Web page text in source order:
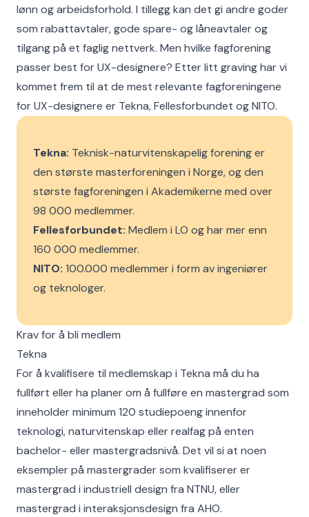
lønn og arbeidsforhold. I tillegg kan det gi andre goder
som rabattavtaler, gode spare- og låneavtaler og
tilgang på et faglig nettverk. Men hvilke fagforening
passer best for UX-designere? Etter litt graving har vi
kommet frem til at de mest relevante fagforeningene
for UX-designere er Tekna, Fellesforbundet og NITO.
Tekna: Teknisk-naturvitenskapelig forening er
den største masterforeningen i Norge, og den
største fagforeningen i Akademikerne med over
98 000 medlemmer.
Fellesforbundet: Medlem i LO og har mer enn
160 000 medlemmer.
NITO: 100.000 medlemmer i form av ingeniører
og teknologer.
Krav for å bli medlem
Tekna
For å kvalifisere til medlemskap i Tekna må du ha
fullført eller ha planer om å fullføre en mastergrad som
inneholder minimum 120 studiepoeng innenfor
teknologi, naturvitenskap eller realfag på enten
bachelor- eller mastergradsnivå. Det vil si at noen
eksempler på mastergrader som kvalifiserer er
mastergrad i industriell design fra NTNU, eller
mastergrad i interaksjonsdesign fra AHO.